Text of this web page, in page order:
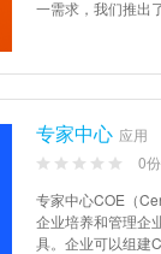
一需求，我们推出
专家中心 应用
0
专家中心COE（
企业培养和管理企
具。企业可以组建